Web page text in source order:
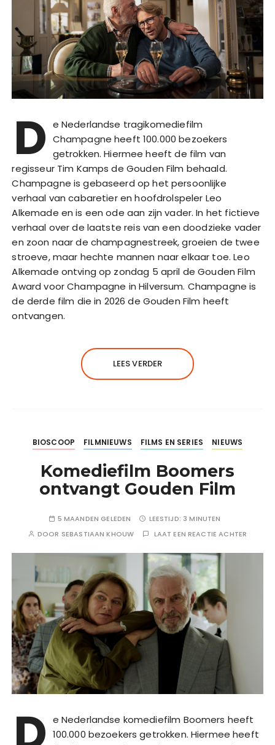
D e Nederlandse tragikomediefilm
Champagne heeft 100.000 bezoekers
getrokken. Hiermee heeft de film van
regisseur Tim Kamps de Gouden Film behaald.
Champagne is gebaseerd op het persoonlijke
verhaal van cabaretier en hoofdrolspeler Leo
Alkemade en is een ode aan zijn vader. In het fictieve
verhaal over de laatste reis van een doodzieke vader
en zoon naar de champagnestreek, groeien de twee
stroeve, maar hechte mannen naar elkaar toe. Leo
Alkemade ontving op zondag 5 april de Gouden Film
Award voor Champagne in Hilversum. Champagne is
de derde film die in 2026 de Gouden Film heeft
ontvangen.
LEES VERDER
BIOSCOOP FILMNIEUWS FILMS EN SERIES NIEUWS
Komediefilm Boomers
ontvangt Gouden Film
5 MAANDEN GELEDEN LEESTIJD: 3 MINUTEN
DOOR SEBASTIAAN KHOUW LAAT EEN REACTIE ACHTER
e Nederlandse komediefilm Boomers heeft
100.000 bezoekers getrokken. Hiermee heeft